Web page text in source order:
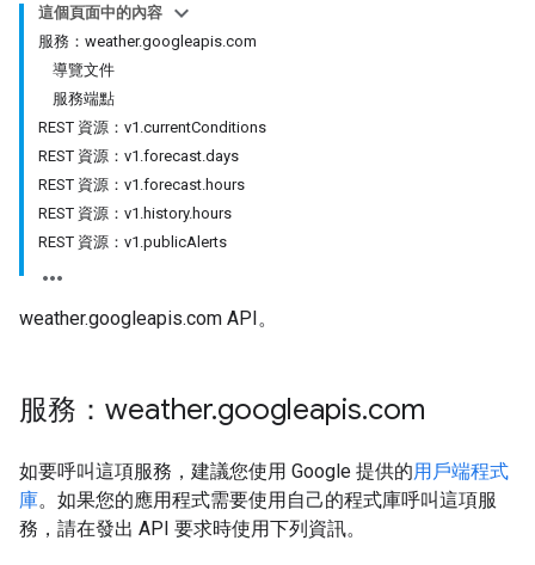
這個頁面中的內容
服務：weather.googleapis.com
導覽文件
服務端點
REST 資源：v1.currentConditions
REST 資源：v1.forecast.days
REST 資源：v1.forecast.hours
REST 資源：v1.history.hours
REST 資源：v1.publicAlerts
weather.googleapis.com API。
服務：weather.googleapis.com
如要呼叫這項服務，建議您使用 Google 提供的用戶端程式
庫。如果您的應用程式需要使用自己的程式庫呼叫這項服
務，請在發出 API 要求時使用下列資訊。